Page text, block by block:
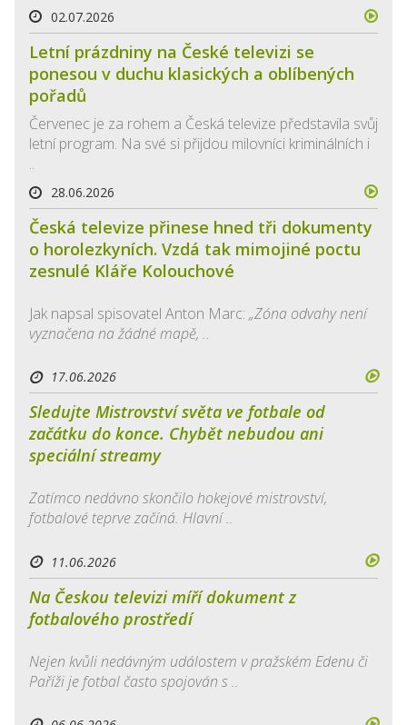
02.07.2026
Letní prázdniny na České televizi se
ponesou v duchu klasických a oblíbených
pořadů
Červenec je za rohem a Česká televize představila svůj
letní program. Na své si přijdou milovníci kriminálních i
..
28.06.2026
Česká televize přinese hned tři dokumenty
o horolezkyních. Vzdá tak mimojiné poctu
zesnulé Kláře Kolouchové
Jak napsal spisovatel Anton Marc: „Zóna odvahy není
vyznačena na žádné mapě, ..
17.06.2026
Sledujte Mistrovství světa ve fotbale od
začátku do konce. Chybět nebudou ani
speciální streamy
Zatímco nedávno skončilo hokejové mistrovství,
fotbalové teprve začíná. Hlavní ..
11.06.2026
Na Českou televizi míří dokument z
fotbalového prostředí
Nejen kvůli nedávným událostem v pražském Edenu či
Paříži je fotbal často spojován s ..